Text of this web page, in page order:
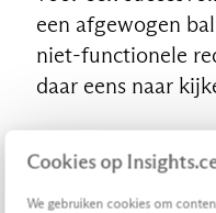
Cookies op
We gebruiken cookies om
een afgewogen
niet-functionele
daar eens naar
ander